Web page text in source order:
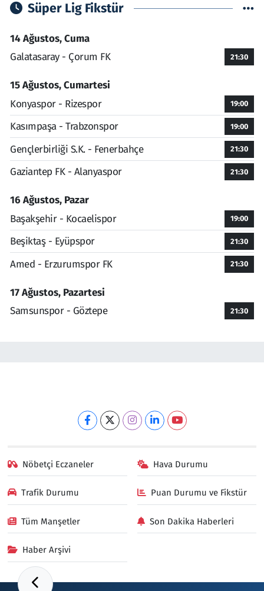
Süper Lig Fikstür
14 Ağustos, Cuma
Galatasaray - Çorum FK
21:30
15 Ağustos, Cumartesi
Konyaspor - Rizespor
19:00
Kasımpaşa - Trabzonspor 19:00
Gençlerbirliği S.K. - Fenerbahçe 21:30
Gaziantep FK - Alanyaspor 21:30
16 Ağustos, Pazar
Başakşehir - Kocaelispor
19:00
Beşiktaş - Eyüpspor 21:30
Amed - Erzurumspor FK 21:30
17 Ağustos, Pazartesi
Samsunspor - Göztepe
21:30
Nöbetçi Eczaneler Hava Durumu
Trafik Durumu Puan Durumu ve Fikstür
Tüm Manşetler Son Dakika Haberleri
Haber Arşivi